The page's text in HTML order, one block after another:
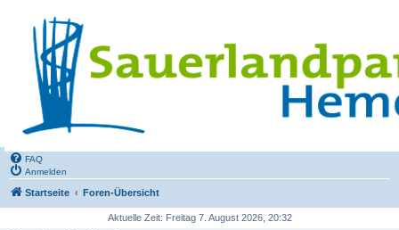
FAQ
Anmelden
Startseite Foren-Übersicht
Aktuelle Zeit: Freitag 7. August 2026, 20:32